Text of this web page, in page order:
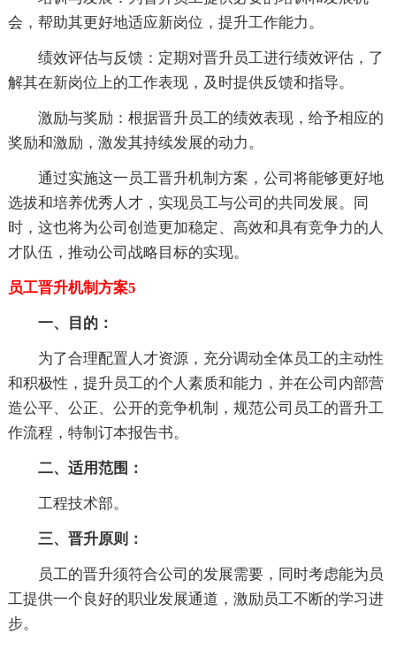
会，帮助其更好地适应新岗位，提升工作能力。
绩效评估与反馈：定期对晋升员工进行绩效评估，了
解其在新岗位上的工作表现，及时提供反馈和指导。
激励与奖励：根据晋升员工的绩效表现，给予相应的
奖励和激励，激发其持续发展的动力。
通过实施这一员工晋升机制方案，公司将能够更好地
选拔和培养优秀人才，实现员工与公司的共同发展。同
时，这也将为公司创造更加稳定、高效和具有竞争力的人
才队伍，推动公司战略目标的实现。
员工晋升机制方案5
一、目的：
为了合理配置人才资源，充分调动全体员工的主动性
和积极性，提升员工的个人素质和能力，并在公司内部营
造公平、公正、公开的竞争机制，规范公司员工的晋升工
作流程，特制订本报告书。
二、适用范围 ：
工程技术部。
三、晋升原则 ：
员工的晋升须符合公司的发展需要，同时考虑能为员
工提供一个良好的职业发展通道，激励员工不断的学习进
步。